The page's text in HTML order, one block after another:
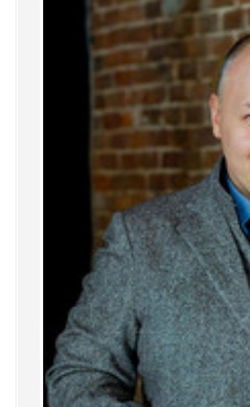
защищает частную
привел портал Право.ру. Более...